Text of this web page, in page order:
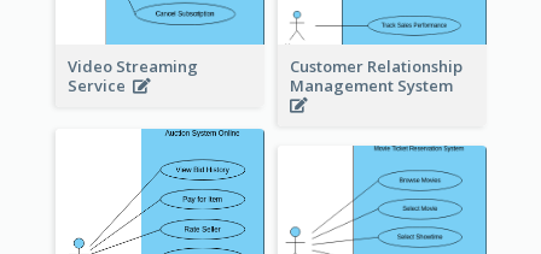
Video Streaming
Service
Customer Relationship
Management System